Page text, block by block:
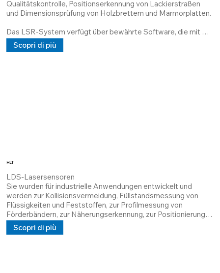
Bediener, die Systemfunktionalität zu überprüfen,
Bedienbildschirme neu zu programmieren und die
Geschäftskontinuität sicherzustellen.
Qualitätskontrolle, Positionserkennung von Lackierstraßen
und Dimensionsprüfung von Holzbrettern und Marmorplatten.
Das LSR-System verfügt über bewährte Software, die mit
Robotern und automatisierten Linien verbunden werden kann.
Scopri di più
HLT
LDS-Lasersensoren
Sie wurden für industrielle Anwendungen entwickelt und
werden zur Kollisionsvermeidung, Füllstandsmessung von
Flüssigkeiten und Feststoffen, zur Profilmessung von
Förderbändern, zur Näherungserkennung, zur Positionierung
und Überwachung von Geräten sowie sogar zur
Höhenmessung eingesetzt. Abweichungen in den
Scopri di più